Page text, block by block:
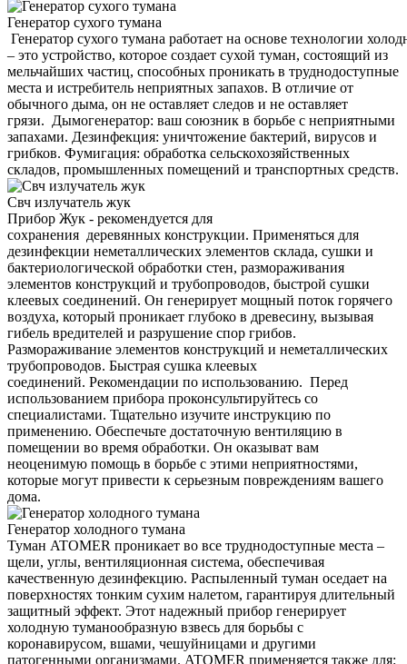
Генератор сухого тумана
Генератор сухого тумана работает на основе технологии
– это устройство, которое создает сухой туман, состоящий из
мельчайших частиц, способных проникать в труднодоступные
места и истребитель неприятных запахов. В отличие от
обычного дыма, он не оставляет следов и не оставляет
грязи. Дымогенератор: ваш союзник в борьбе с неприятными
запахами. Дезинфекция: уничтожение бактерий, вирусов и
грибков. Фумигация: обработка сельскохозяйственных
складов, промышленных помещений и транспортных средств.
Свч излучатель жук
Прибор Жук - рекомендуется для
сохранения деревянных конструкции. Применяться для
дезинфекции неметаллических элементов склада, сушки и
бактериологической обработки стен, размораживания
элементов конструкций и трубопроводов, быстрой сушки
клеевых соединений. Он генерирует мощный поток горячего
воздуха, который проникает глубоко в древесину, вызывая
гибель вредителей и разрушение спор грибов.
Размораживание элементов конструкций и неметаллических
трубопроводов. Быстрая сушка клеевых
соединений. Рекомендации по использованию. Перед
использованием прибора проконсультируйтесь со
специалистами. Тщательно изучите инструкцию по
применению. Обеспечьте достаточную вентиляцию в
помещении во время обработки. Он оказыват вам
неоценимую помощь в борьбе с этими неприятностями,
которые могут привести к серьезным повреждениям вашего
дома.
Генератор холодного тумана
Туман ATOMER проникает во все труднодоступные места –
щели, углы, вентиляционная система, обеспечивая
качественную дезинфекцию. Распыленный туман оседает на
поверхностях тонким сухим налетом, гарантируя длительный
защитный эффект. Этот надежный прибор генерирует
холодную туманообразную взвесь для борьбы с
коронавирусом, вшами, чешуйницами и другими
патогенными организмами. ATOMER применяется также для: